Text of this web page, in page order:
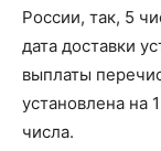
России, так, 5
дата доставки
выплаты
установлена на
числа.